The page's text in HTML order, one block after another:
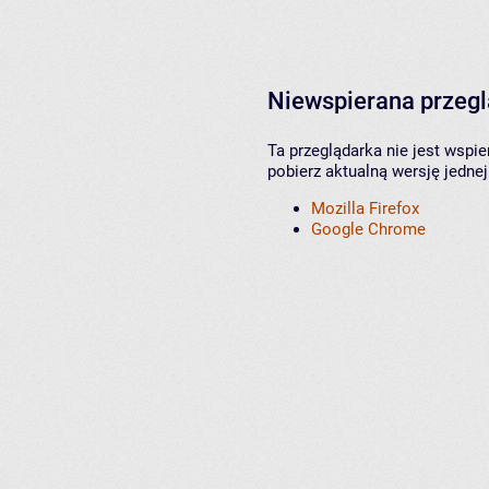
Niewspierana
Ta przeglądarka nie jest
pobierz aktualną wersję
Mozilla Firefox
Google Chrome